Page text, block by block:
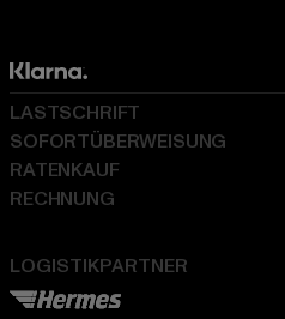
LOGISTIKPARTNER
LASTSCHRIFT
SOFORTÜBERWEISUNG
RATENKAUF
RECHNUNG